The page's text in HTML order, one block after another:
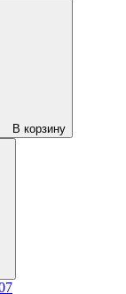
В корзину